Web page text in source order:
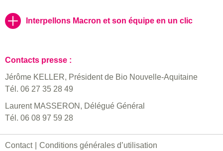
Interpellons Macron et son équipe en un clic
Contacts presse :
Jérôme KELLER, Président de Bio Nouvelle-Aquitaine
Tél. 06 27 35 28 49
Laurent MASSERON, Délégué Général
Tél. 06 08 97 59 28
Contact Conditions générales d’utilisation